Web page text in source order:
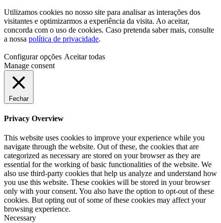
Utilizamos cookies no nosso site para analisar as interações dos
visitantes e optimizarmos a experiência da visita. Ao aceitar,
concorda com o uso de cookies. Caso pretenda saber mais, consulte
a nossa política de privacidade.
Configurar opções Aceitar todas
Manage consent
Fechar
Privacy Overview
This website uses cookies to improve your experience while you
navigate through the website. Out of these, the cookies that are
categorized as necessary are stored on your browser as they are
essential for the working of basic functionalities of the website. We
also use third-party cookies that help us analyze and understand how
you use this website. These cookies will be stored in your browser
only with your consent. You also have the option to opt-out of these
cookies. But opting out of some of these cookies may affect your
browsing experience.
Necessary